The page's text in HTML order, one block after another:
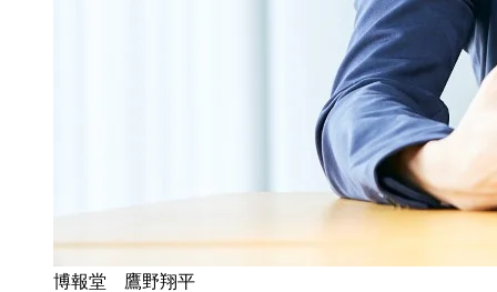
博報堂 鷹野翔平